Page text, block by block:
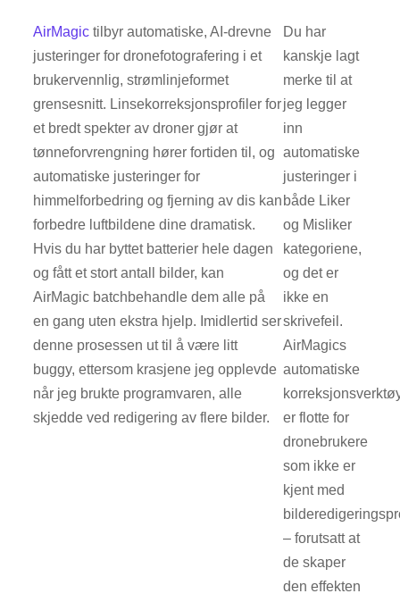
AirMagic tilbyr automatiske, AI-drevne
justeringer for dronefotografering i et
brukervennlig, strømlinjeformet
grensesnitt. Linsekorreksjonsprofiler for
et bredt spekter av droner gjør at
tønneforvrengning hører fortiden til, og
automatiske justeringer for
himmelforbedring og fjerning av dis kan
forbedre luftbildene dine dramatisk.
Hvis du har byttet batterier hele dagen
og fått et stort antall bilder, kan
AirMagic batchbehandle dem alle på
en gang uten ekstra hjelp. Imidlertid ser
denne prosessen ut til å være litt
buggy, ettersom krasjene jeg opplevde
når jeg brukte programvaren, alle
skjedde ved redigering av flere bilder.
Du har
kanskje lagt
merke til at
jeg legger
inn
automatiske
justeringer i
både Liker
og Misliker
kategoriene,
og det er
ikke en
skrivefeil.
AirMagics
automatiske
er flotte for
dronebrukere
som ikke er
kjent med
– forutsatt at
de skaper
den effekten